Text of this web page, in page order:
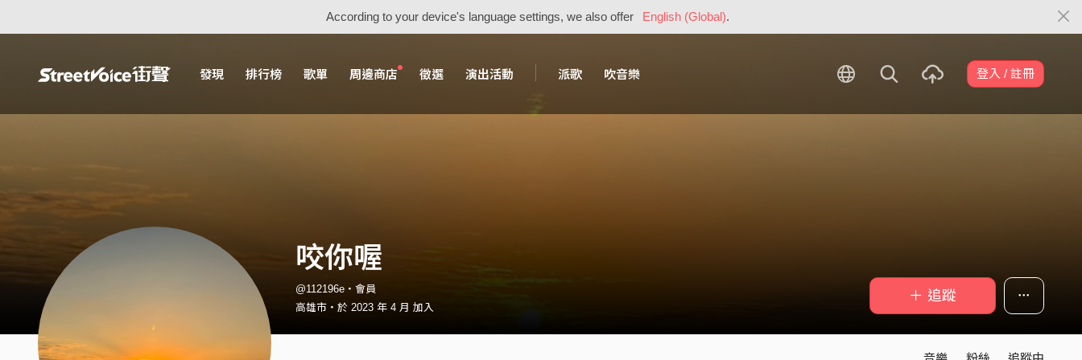
According to your device's language settings, we also offer English (Global).
發現 排行榜 歌單 周邊商店 徵選 演出活動 派歌 吹音樂 登入 / 註冊
咬你喔
@112196e・會員
高雄市・於 2023 年 4 月 加入
＋ 追蹤